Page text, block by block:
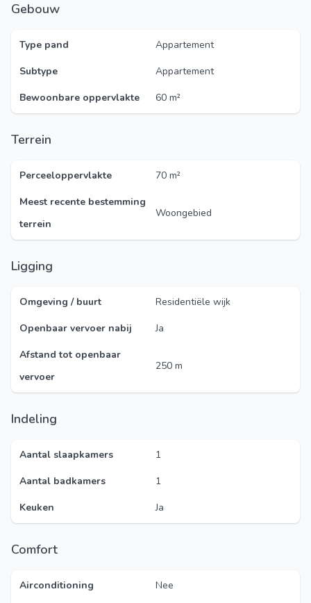
Gebouw
Type pand
Appartement
Subtype
Appartement
Bewoonbare oppervlakte
60 m²
Terrein
Perceeloppervlakte
70 m²
Meest recente bestemming
terrein
Woongebied
Ligging
Omgeving / buurt
Residentiële wijk
Openbaar vervoer nabij
Ja
Afstand tot openbaar
vervoer
250 m
Indeling
Aantal slaapkamers
1
Aantal badkamers
1
Keuken
Ja
Comfort
Airconditioning
Nee